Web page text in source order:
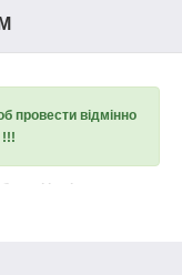
провести відмінно
!!!
і інші товари.
виготовлені